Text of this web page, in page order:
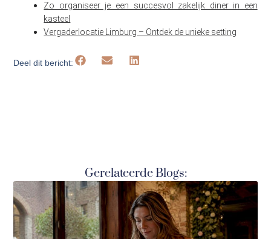
Zo organiseer je een succesvol zakelijk diner in een
kasteel
Vergaderlocatie Limburg – Ontdek de unieke setting
Deel dit bericht:
Gerelateerde Blogs: